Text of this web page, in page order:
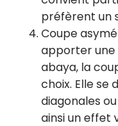
préfèrent un
Coupe
apporter une
abaya, la
choix. Elle se
diagonales
ainsi un effet